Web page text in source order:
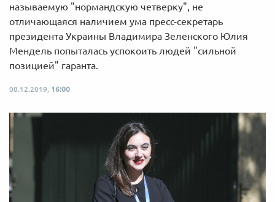
называемую "нормандскую четверку", не
отличающаяся наличием ума пресс-секретарь
президента Украины Владимира Зеленского Юлия
Мендель попыталась успокоить людей "сильной
позицией" гаранта.
08.12.2019, 16:00